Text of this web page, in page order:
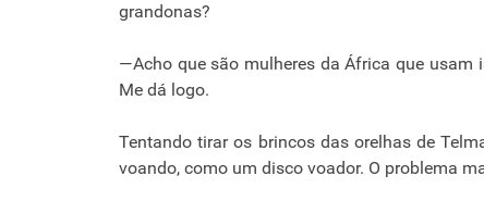
grandonas?
—Acho que são mulheres da África que usam
Me dá logo.
Tentando tirar os brincos das orelhas de
voando, como um disco voador. O problema